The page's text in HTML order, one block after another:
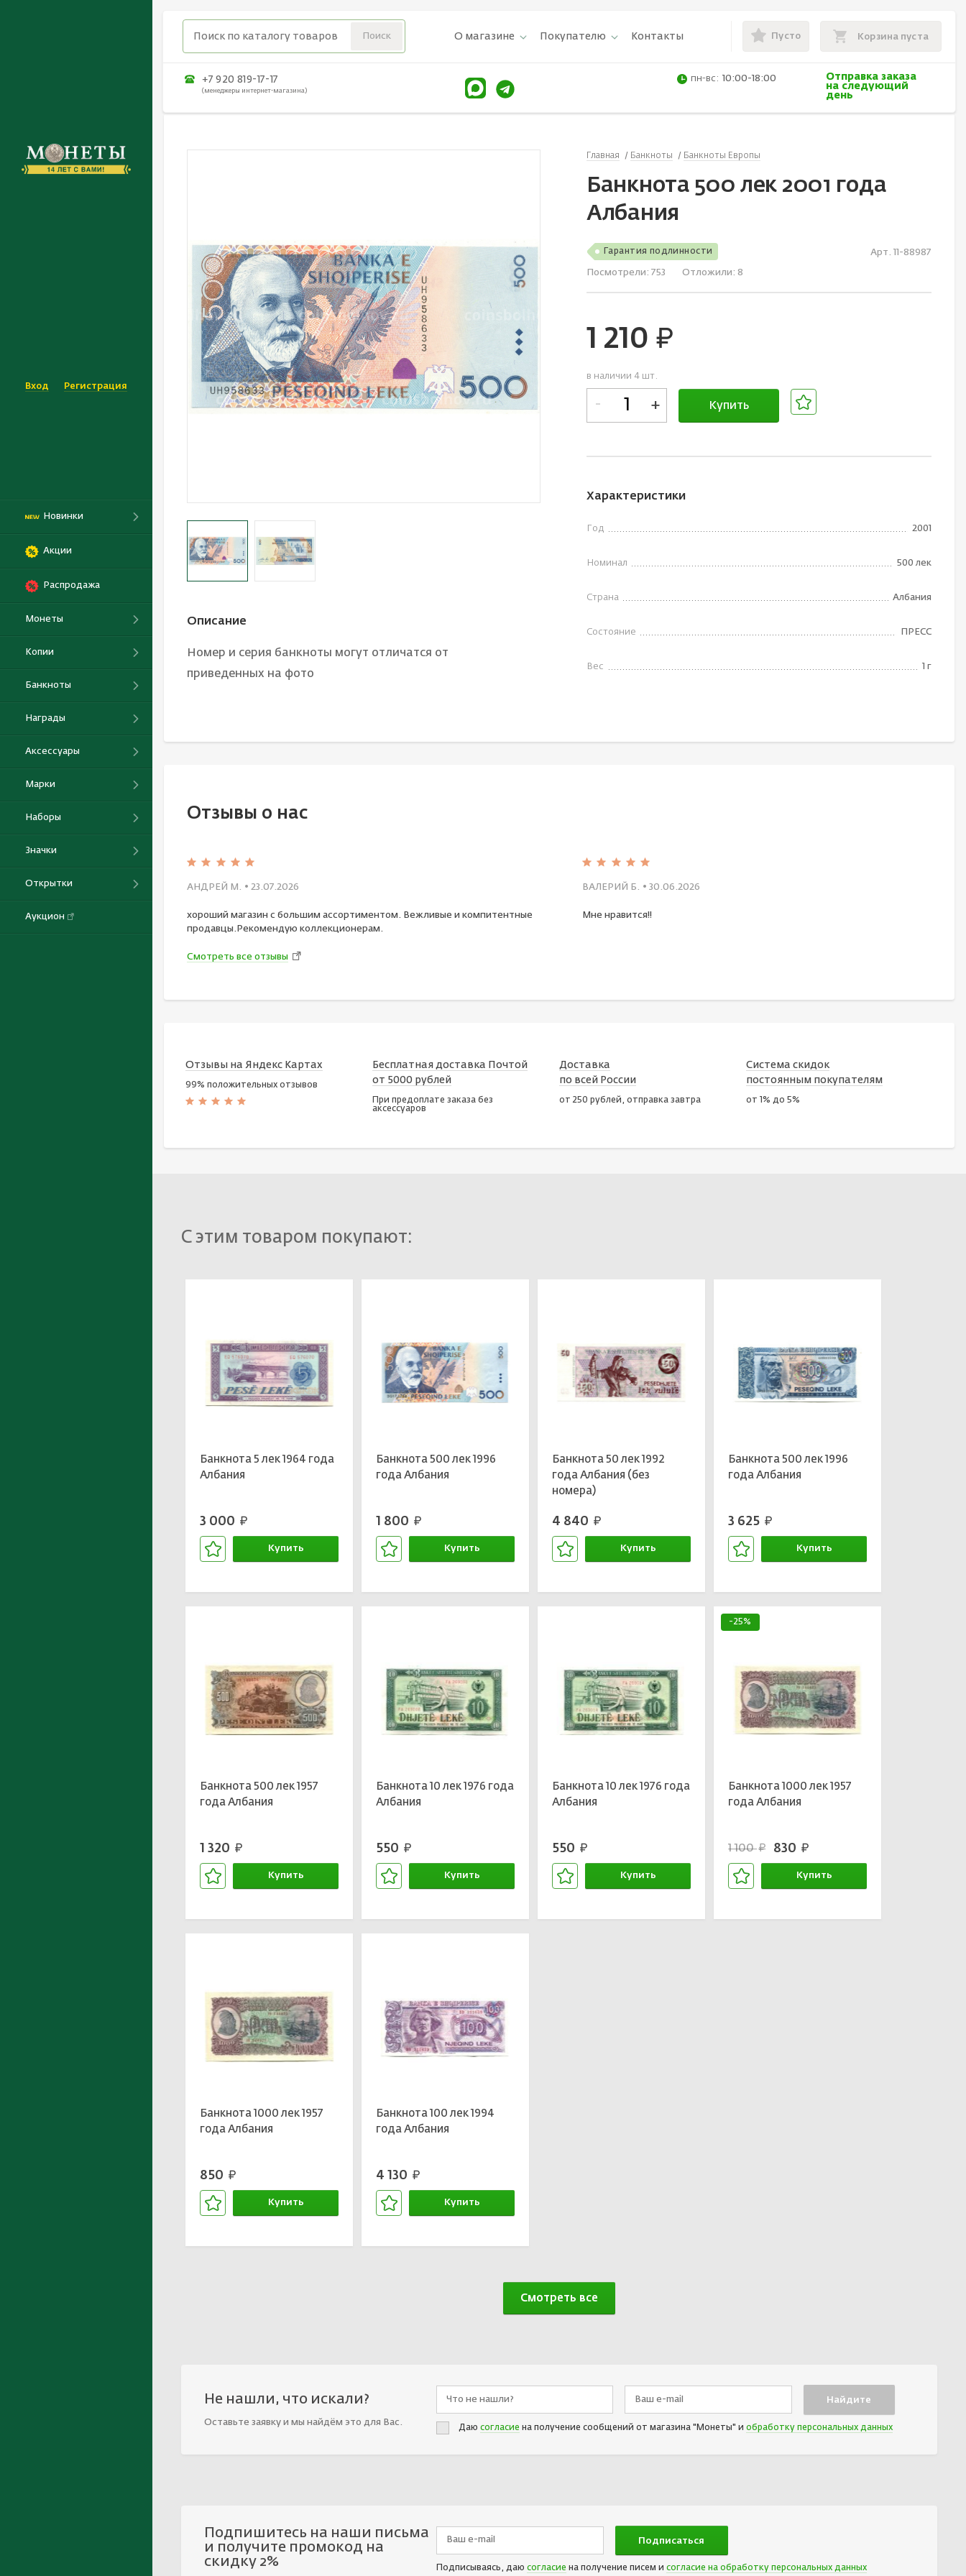
Вход Регистрация
Новинки
Акции
Распродажа
Монеты
Копии
Банкноты
Награды
Аксессуары
Марки
Наборы
Значки
Открытки
Аукцион
О магазине Покупателю Контакты Пусто Корзина пуста
+7 920 819-17-17
(менеджеры интернет-магазина)
пн-вс: 10:00-18:00
Отправка заказа
на следующий
день
Описание
Номер и серия банкноты могут отличатся от
приведенных на фото
Главная Банкноты Банкноты Европы
Банкнота 500 лек 2001 года
Албания
Гарантия подлинности Арт. 11-88987
Посмотрели: 753 Отложили: 8
1 210 руб.
в наличии 4 шт.
- + Купить
Характеристики
Год 2001
Номинал 500 лек
Страна Албания
Состояние ПРЕСС
Вес 1 г
Отзывы о нас
АНДРЕЙ М. • 23.07.2026
хороший магазин с большим ассортиментом. Вежливые и компитентные
продавцы.Рекомендую коллекционерам.
ВАЛЕРИЙ Б. • 30.06.2026
Мне нравится!!
Смотреть все отзывы
Отзывы на Яндекс Картах
99% положительных отзывов
Бесплатная доставка Почтой
от 5000 рублей
При предоплате заказа без
аксессуаров
Доставка
по всей России
от 250 рублей, отправка завтра
Система скидок
постоянным покупателям
от 1% до 5%
С этим товаром покупают:
Банкнота 5 лек 1964 года
Албания
3 000 руб.
Купить
Банкнота 500 лек 1996
года Албания
1 800 руб.
Купить
Банкнота 50 лек 1992
года Албания (без
номера)
4 840 руб.
Купить
Банкнота 500 лек 1996
года Албания
3 625 руб.
Купить
Банкнота 500 лек 1957
года Aлбания
1 320 руб.
Купить
Банкнота 10 лек 1976 года
Албания
550 руб.
Купить
Банкнота 10 лек 1976 года
Албания
550 руб.
Купить
-25%
Банкнота 1000 лек 1957
года Албания
1 100руб. 830 руб.
Купить
Банкнота 1000 лек 1957
года Албания
850 руб.
Купить
Банкнота 100 лек 1994
года Албания
4 130 руб.
Купить
Смотреть все
Не нашли, что искали?
Оставьте заявку и мы найдём это для Вас.
Даю согласие на получение сообщений от магазина "Монеты" и обработку персональных данных
Подпишитесь на наши письма
и получите промокод на
скидку 2%
Подписываясь, даю согласие на получение писем и согласие на обработку персональных данных